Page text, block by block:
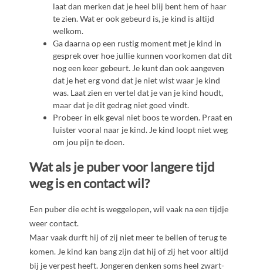
laat dan merken dat je heel blij bent hem of haar
te zien. Wat er ook gebeurd is, je kind is altijd
welkom.
Ga daarna op een rustig moment met je kind in
gesprek over hoe jullie kunnen voorkomen dat dit
nog een keer gebeurt. Je kunt dan ook aangeven
dat je het erg vond dat je niet wist waar je kind
was. Laat zien en vertel dat je van je kind houdt,
maar dat je dit gedrag niet goed vindt.
Probeer in elk geval niet boos te worden. Praat en
luister vooral naar je kind. Je kind loopt niet weg
om jou pijn te doen.
Wat als je puber voor langere tijd
weg is en contact wil?
Een puber die echt is weggelopen, wil vaak na een tijdje
weer contact.
Maar vaak durft hij of zij niet meer te bellen of terug te
komen. Je kind kan bang zijn dat hij of zij het voor altijd
bij je verpest heeft. Jongeren denken soms heel zwart-